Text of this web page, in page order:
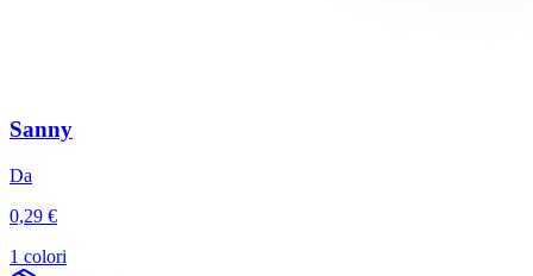
Sanny
Da
0,29 €
1 colori